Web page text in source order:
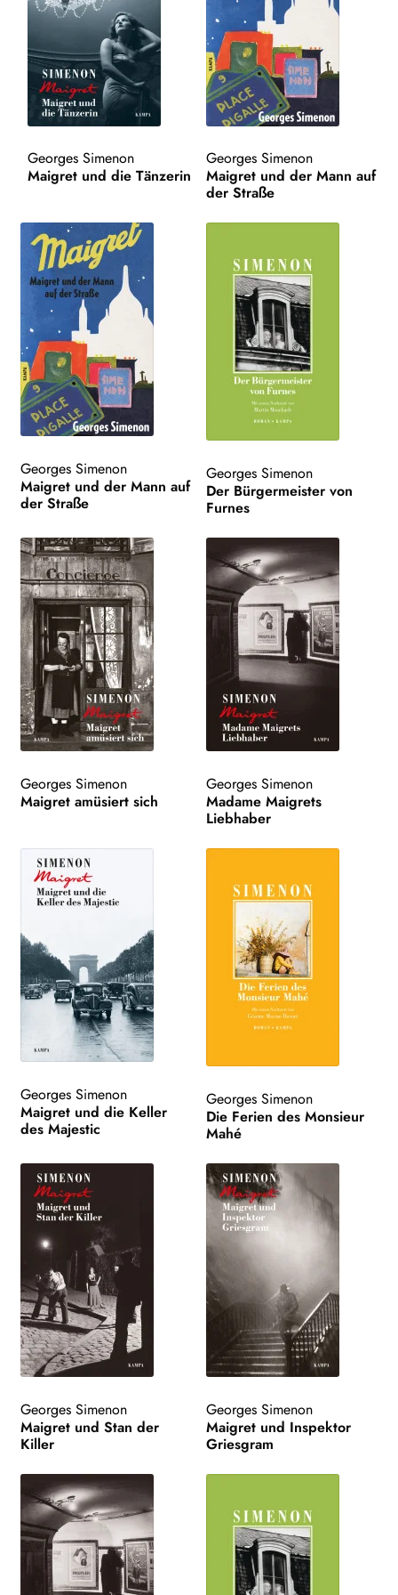
WEITERE VERLAGE
Search:
Georges Simenon
Maigret und die Tänzerin
Georges Simenon
Maigret und der Mann auf
der Straße
Georges Simenon
Maigret und der Mann auf
der Straße
Georges Simenon
Der Bürgermeister von
Furnes
Georges Simenon
Maigret amüsiert sich
Georges Simenon
Madame Maigrets
Liebhaber
Georges Simenon
Maigret und die Keller
des Majestic
Georges Simenon
Die Ferien des Monsieur
Mahé
Georges Simenon
Maigret und Stan der
Killer
Georges Simenon
Maigret und Inspektor
Griesgram